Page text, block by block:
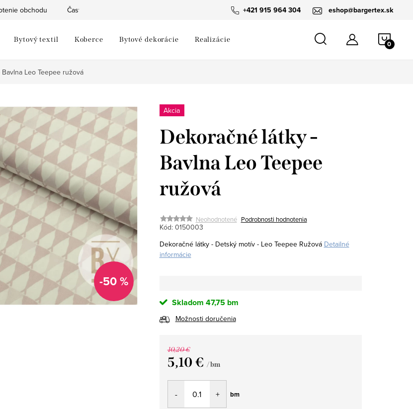
+421 915 964 304 eshop@bargertex.sk
obchodu Často kladené otázky
Bytový textil Koberce Bytové dekorácie Realizácie
Leo Teepee ružová
-50 %
Akcia
Dekoračné látky -
Bavlna Leo Teepee
ružová
Neohodnotené Podrobnosti hodnotenia
Kód: 0150003
Dekoračné látky - Detský motív - Leo Teepee Ružová Detailné
informácie
Skladom 47,75 bm
Možnosti doručenia
10,20 €
5,10 € / bm
Jednotková
bm